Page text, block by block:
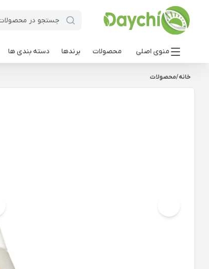
منوی اصلی محصولات برندها دسته بندی ها
خانه/محصولات